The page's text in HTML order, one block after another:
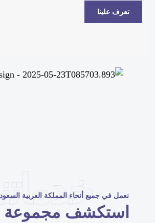
تعرف علينا
نعمل في جميع أنحاء المملكة العربية السعودية
استكشف مجموعة